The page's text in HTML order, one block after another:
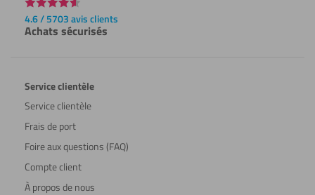
4.6 / 5703 avis clients
Achats sécurisés
Service clientèle
Service clientèle
Frais de port
Foire aux questions (FAQ)
Compte client
À propos de nous